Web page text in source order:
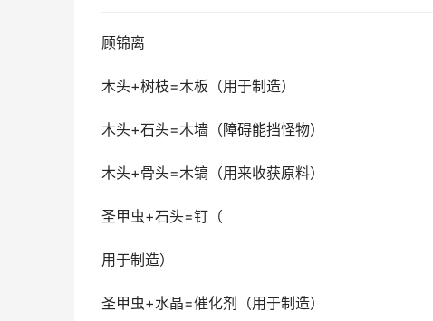
顾锦离
木头+树枝=木板（用于制造）
木头+石头=木墙（障碍能挡怪物）
木头+骨头=木镐（用来收获原料）
圣甲虫+石头=钉（
用于制造）
圣甲虫+水晶=催化剂（用于制造）